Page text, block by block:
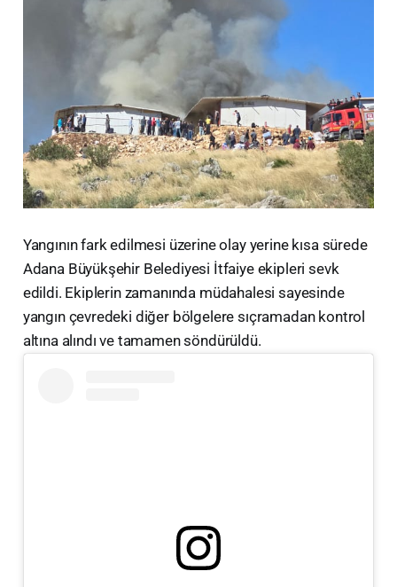
Yangının fark edilmesi üzerine olay yerine kısa sürede
Adana Büyükşehir Belediyesi İtfaiye ekipleri sevk
edildi. Ekiplerin zamanında müdahalesi sayesinde
yangın çevredeki diğer bölgelere sıçramadan kontrol
altına alındı ve tamamen söndürüldü.